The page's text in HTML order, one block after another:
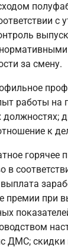
с
за смену.
работы на
должностях;
к
горячее
в
премии при
ДМС;